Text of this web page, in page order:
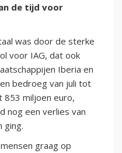
de tijd voor
was door de sterke
voor IAG, dat ook
Iberia en
bedroeg van juli tot
miljoen euro,
nog een verlies van
ging.
graag op